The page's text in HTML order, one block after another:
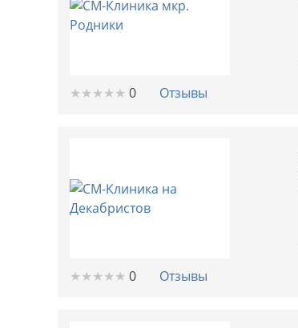
★★★★★
★★★★★ 0 Отзывы
★★★★★
★★★★★ 0 Отзывы